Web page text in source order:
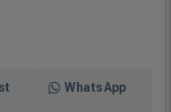
WhatsApp